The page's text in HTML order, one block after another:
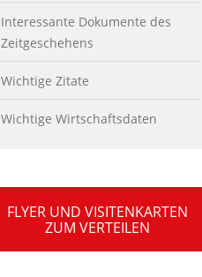
Interessante Dokumente des
Zeitgeschehens
Wichtige Zitate
Wichtige Wirtschaftsdaten
FLYER UND VISITENKARTEN
ZUM VERTEILEN